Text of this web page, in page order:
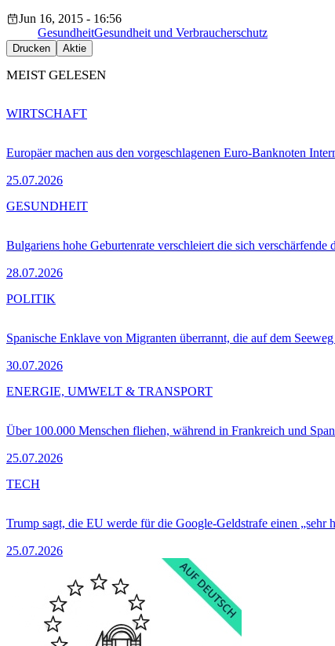
Jun 16, 2015 - 16:56
GesundheitGesundheit und Verbraucherschutz
Drucken Aktie
MEIST GELESEN
Europäer machen aus den vorgeschlagenen Euro-Banknoten
25.07.2026
WIRTSCHAFT
Bulgariens hohe Geburtenrate verschleiert die sich verschärfende
28.07.2026
GESUNDHEIT
Spanische Enklave von Migranten überrannt, die auf dem
30.07.2026
POLITIK
Über 100.000 Menschen fliehen, während in Frankreich und
25.07.2026
ENERGIE, UMWELT & TRANSPORT
Trump sagt, die EU werde für die Google-Geldstrafe einen „sehr
25.07.2026
TECH